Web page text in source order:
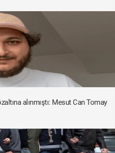
alınmıştı: Mesut Can Tomay